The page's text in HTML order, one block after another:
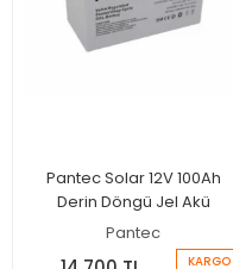
Pantec Solar 12V 100Ah
Derin Döngü Jel Akü
Pantec
KARGO